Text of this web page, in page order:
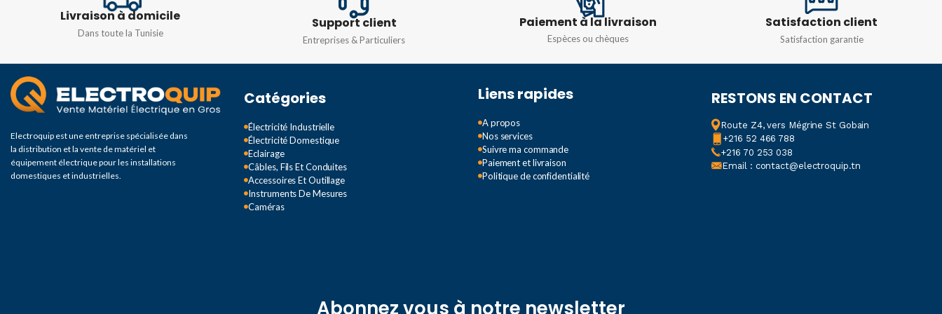
IMPÉDANCE D'ENTRÉE
TENSION CONTINUE:
TENSION D'ENTRÉE
250V
2 mA-10 A
RÉSISTANCE
TEMPS DE DÉCHARGE
< 1,5 sec (approx.)
DÉCLENCHEMENT RCD
environ 35mA/230VAC
Livraison à domicile
Dans toute la Tunisie
Support client
Entreprises & Particuliers
Paiement à la livraison
Espèces ou chèques
Satisfaction client
Satisfaction garantie
Electroquip est une entreprise spécialisée dans
la distribution et la vente de matériel et
équipement électrique pour les installations
domestiques et industrielles.
Catégories
Électricité Industrielle
Électricité Domestique
Eclairage
Câbles, Fils Et Conduites
Accessoires Et Outillage
Instruments De Mesures
Caméras
Liens rapides
A propos
Nos services
Suivre ma commande
Paiement et livraison
Politique de confidentialité
RESTONS EN CONTACT
Route Z4, vers Mégrine St Gobain
+216 52 466 788
+216 70 253 038
Email : contact@electroquip.tn
Abonnez vous à notre newsletter